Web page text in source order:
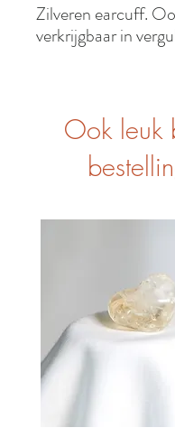
Zilveren earcuff.
verkrijgbaar in
Ook leuk